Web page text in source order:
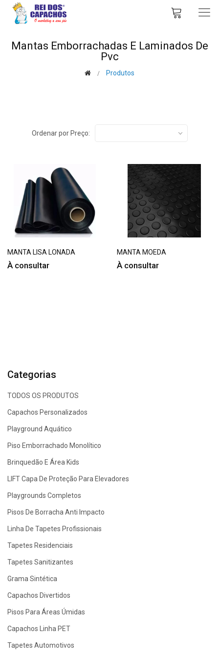
Mantas Emborrachadas E Laminados De
Pvc
Produtos
Categorias
TODOS OS PRODUTOS
Capachos Personalizados
Playground Aquático
Piso Emborrachado Monolítico
Brinquedão E Área Kids
LIFT Capa De Proteção Para Elevadores
Playgrounds Completos
Pisos De Borracha Anti Impacto
Linha De Tapetes Profissionais
Tapetes Residenciais
Tapetes Sanitizantes
Grama Sintética
Capachos Divertidos
Pisos Para Áreas Úmidas
Capachos Linha PET
Tapetes Automotivos
Ordenar por Preço:
MANTA LISA LONADA
À consultar
MANTA MOEDA
À consultar